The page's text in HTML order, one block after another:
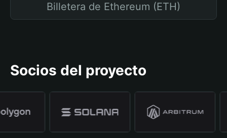
Billetera de Ethereum (ETH)
Socios del proyecto